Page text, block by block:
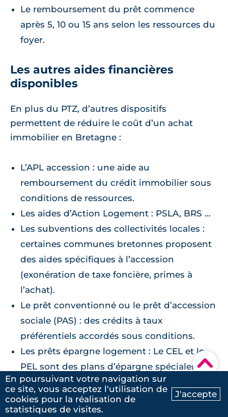
Ma recherche Contactez-nous
▾
Le remboursement du prêt commence
après 5, 10 ou 15 ans selon les ressources du
foyer.
Les autres aides financières
disponibles
En plus du PTZ, d’autres dispositifs
permettent de réduire le coût d’un achat
immobilier en Bretagne :
L’APL accession : une aide au
remboursement du crédit immobilier sous
conditions de ressources.
Les aides d’Action Logement : PSLA, BRS ...
Les subventions des collectivités locales :
certaines communes bretonnes proposent
des aides spécifiques à l’accession
(exonération de taxe foncière, primes à
l’achat).
Le prêt conventionné ou le prêt d’accession
sociale (PAS) : des crédits à taux
préférentiels accordés sous conditions.
Les prêts épargne logement : Le CEL et le
PEL sont des plans d’épargne spécialement
conçus en vue d’un achat immobilier.
En poursuivant votre navigation sur
ce site, vous acceptez l'utilisation de
cookies pour la réalisation de
statistiques de visites.
J'accepte